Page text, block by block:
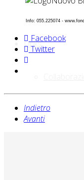
Links
Info: 055.225074 -
Facebook
Twitter
Indietro
Avanti